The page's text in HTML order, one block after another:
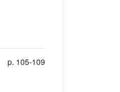
p. 105-109